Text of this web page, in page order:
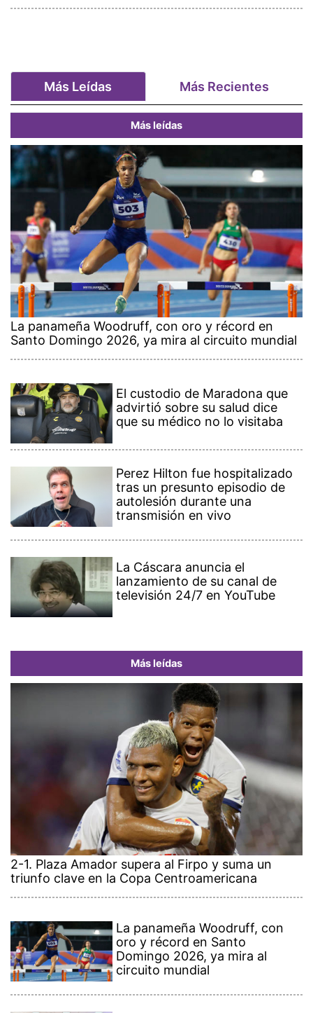
Más Leídas Más Recientes
Más leídas
La panameña Woodruff, con oro y récord en
Santo Domingo 2026, ya mira al circuito mundial
El custodio de Maradona que
advirtió sobre su salud dice
que su médico no lo visitaba
Perez Hilton fue hospitalizado
tras un presunto episodio de
autolesión durante una
transmisión en vivo
La Cáscara anuncia el
lanzamiento de su canal de
televisión 24/7 en YouTube
Más leídas
2-1. Plaza Amador supera al Firpo y suma un
triunfo clave en la Copa Centroamericana
La panameña Woodruff, con
oro y récord en Santo
Domingo 2026, ya mira al
circuito mundial